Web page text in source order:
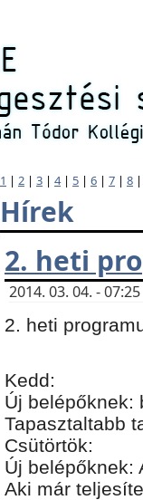
1 | 2 | 3 | 4| 5 | 6 | 7 | 8
Hírek
2. heti
2014. 03. 04. -
2. heti
Kedd:
Új belépőknek:
Tapasztaltabb
Csütörtök:
Új belépőknek:
Aki már